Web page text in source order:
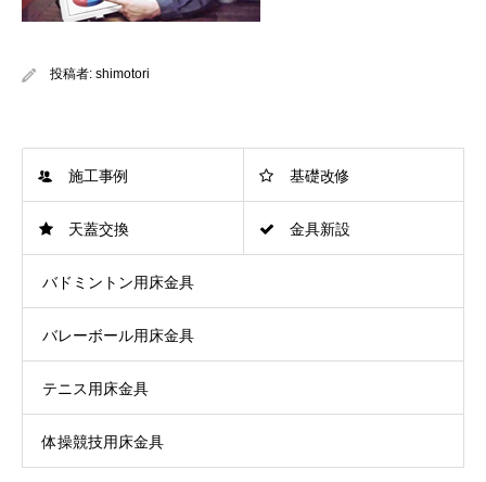
投稿者: shimotori
施工事例 基礎改修
天蓋交換 金具新設
バドミントン用床金具
バレーボール用床金具
テニス用床金具
体操競技用床金具